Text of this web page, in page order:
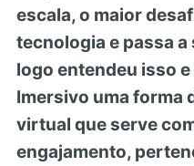
escala, o maior
tecnologia e passa a
logo entendeu isso
Imersivo uma forma
virtual que serve
engajamento,